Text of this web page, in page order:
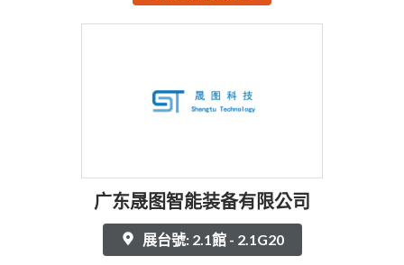
广东晟图智能装备有限公司
展台號: 2.1館 - 2.1G20